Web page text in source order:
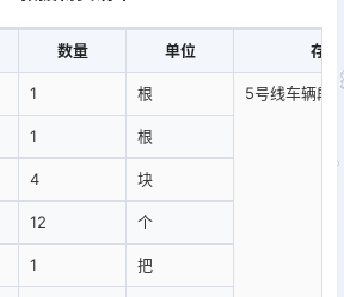
数量 单位 存
1 根 5号线车辆段
1 根
4 块
12 个
1 把